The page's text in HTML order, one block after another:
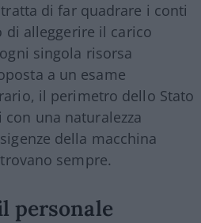
di far quadrare i conti
alleggerire il carico
singola risorsa
a un esame
il perimetro dello Stato
una naturalezza
della macchina
sempre.
personale